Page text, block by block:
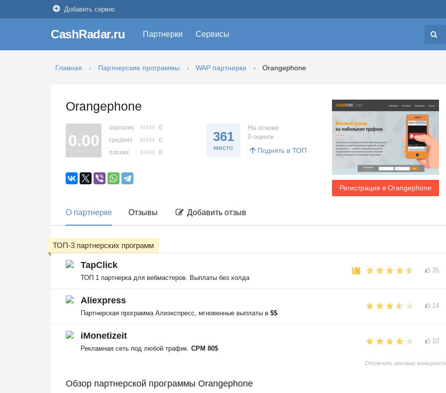
Добавить сервис
CashRadar.ru Партнерки Сервисы
Главная Партнерские программы WAP партнерки Orangephone
Orangephone
Регистрация в Orangephone
0.00
хороших
0
средних
0
плохих
0
361
место
На основе
0 оценок
Поднять в ТОП
О партнерке Отзывы Добавить отзыв
TapClick
ТОП 1 партнерка для вебмастеров. Выплаты без холда
35
ТОП-3 партнерских программ
Aliexpress
Партнерская программа Алиэкспресс, мгновенные выплаты в $$
14
iMonetizeit
Рекламная сеть под любой трафик. CPM 80$
10
Отключить рекламу
Обзор партнерской программы Orangephone